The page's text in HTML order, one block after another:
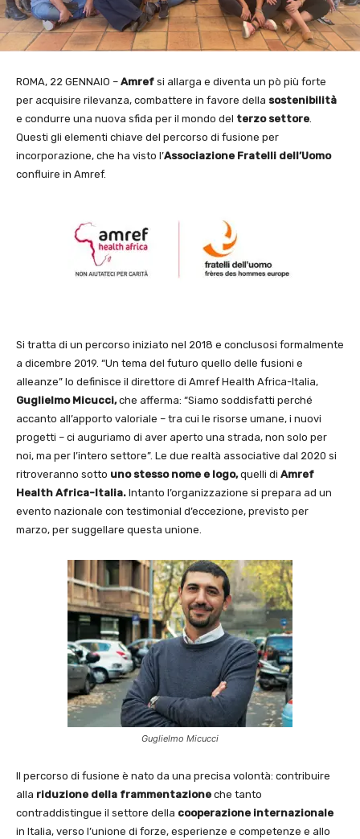
ROMA, 22 GENNAIO – Amref si allarga e diventa un pò più forte
per acquisire rilevanza, combattere in favore della sostenibilità
e condurre una nuova sfida per il mondo del terzo settore.
Questi gli elementi chiave del percorso di fusione per
incorporazione, che ha visto l’Associazione Fratelli dell’Uomo
confluire in Amref.
Si tratta di un percorso iniziato nel 2018 e conclusosi formalmente
a dicembre 2019. “Un tema del futuro quello delle fusioni e
alleanze” lo definisce il direttore di Amref Health Africa-Italia,
Guglielmo Micucci,che afferma: “Siamo soddisfatti perché
accanto all’apporto valoriale – tra cui le risorse umane, i nuovi
progetti – ci auguriamo di aver aperto una strada, non solo per
noi, ma per l’intero settore”. Le due realtà associative dal 2020 si
ritroveranno sotto uno stesso nome e logo,quelli di Amref
Health Africa-Italia. Intanto l’organizzazione si prepara ad un
evento nazionale con testimonial d’eccezione, previsto per
marzo, per suggellare questa unione.
Guglielmo Micucci
Il percorso di fusione è nato da una precisa volontà: contribuire
alla riduzione della frammentazione che tanto
contraddistingue il settore della cooperazione internazionale
in Italia, verso l’unione di forze, esperienze e competenze e allo